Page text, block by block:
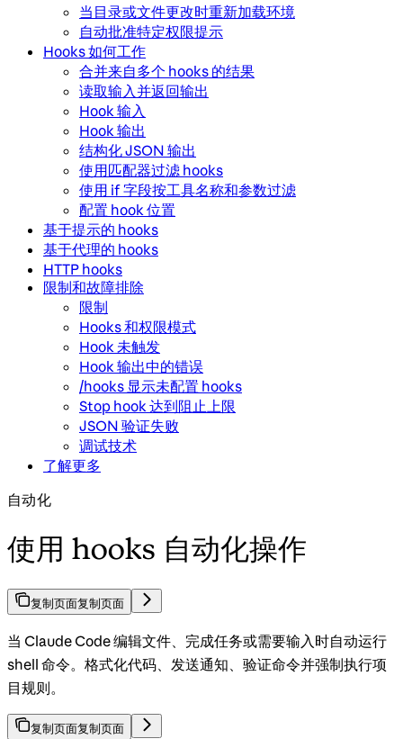
当目录或文件更改时重新加载环境
自动批准特定权限提示
Hooks 如何工作
合并来自多个 hooks 的结果
读取输入并返回输出
Hook 输入
Hook 输出
结构化 JSON 输出
使用匹配器过滤 hooks
使用 if 字段按工具名称和参数过滤
配置 hook 位置
基于提示的 hooks
基于代理的 hooks
HTTP hooks
限制和故障排除
限制
Hooks 和权限模式
Hook 未触发
Hook 输出中的错误
/hooks 显示未配置 hooks
Stop hook 达到阻止上限
JSON 验证失败
调试技术
了解更多
自动化
使用 hooks 自动化操作
复制页面复制页面
当 Claude Code 编辑文件、完成任务或需要输入时自动运行
shell 命令。格式化代码、发送通知、验证命令并强制执行项
目规则。
复制页面复制页面